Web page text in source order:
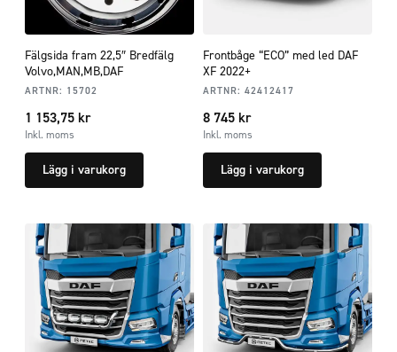
Fälgsida fram 22,5″ Bredfälg
Volvo,MAN,MB,DAF
ARTNR: 15702
1 153,75 kr
Inkl. moms
Lägg i varukorg
Frontbåge “ECO” med led DAF
XF 2022+
ARTNR: 42412417
8 745 kr
Inkl. moms
Lägg i varukorg